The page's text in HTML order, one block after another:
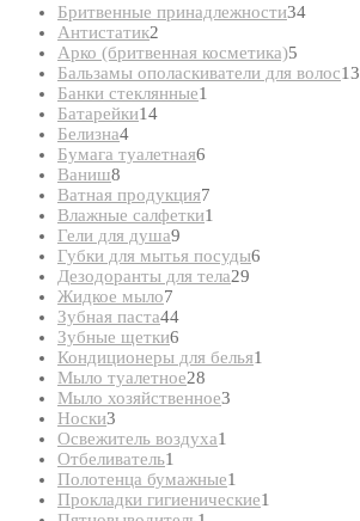
Бритвенные принадлежности3434
Антистатик2
товара
Арко (бритвенная косметика)5
товаров
Бальзамы ополаскиватели для волос13
Банки стеклянные1
Батарейки1414
Белизна44
товара
Бумага туалетная6
Ваниш8
товаров
Ватная продукция7
товаров
Влажные салфетки1
Гели для душа9
товаров
Губки для мытья посуды6
Дезодоранты для тела29
Жидкое мыло7
товаров
Зубная паста4444
Зубные щетки6
товаров
Кондиционеры для белья1
Мыло туалетное28
товаров
Мыло хозяйственное3
Носки3
товара
Освежитель воздуха1
Отбеливатель1
товар
Полотенца бумажные1
товар
Прокладки гигиенические1